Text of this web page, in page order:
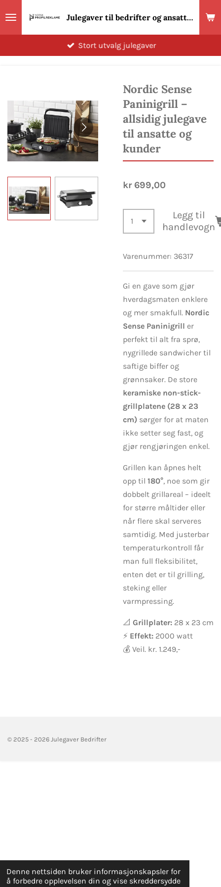
Denne nettsiden bruker informasjonskapsler for
å forbedre opplevelsen din og vise skreddersydde
Julegaver til bedrifter og ansatte 2026! Norsk Profilreklame
Stort utvalg julegaver
Nordic Sense
Paninigrill –
allsidig julegave
til ansatte og
kunder
kr 699,00
Legg til
handlevogn
Varenummer: 36317
Gi en gave som gjør
hverdagsmaten enklere
og mer smakfull. Nordic
Sense Paninigrill er
perfekt til alt fra sprø,
nygrillede sandwicher til
saftige biffer og
grønnsaker. De store
keramiske non-stick-
grillplatene (28 x 23
cm) sørger for at maten
ikke setter seg fast, og
gjør rengjøringen enkel.
Grillen kan åpnes helt
opp til 180°, noe som gir
dobbelt grillareal – ideelt
for større måltider eller
når flere skal serveres
samtidig. Med justerbar
temperaturkontroll får
man full fleksibilitet,
enten det er til grilling,
steking eller
varmpressing.
📐 Grillplater: 28 x 23 cm
⚡ Effekt: 2000 watt
💰 Veil. kr. 1.249,-
© 2025 - 2026 Julegaver Bedrifter